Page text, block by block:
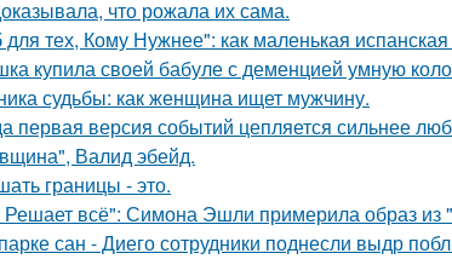
что рожала их сама.
тех, Кому Нужнее": как маленькая
купила своей бабуле с деменцией умную
судьбы: как женщина ищет мужчину.
первая версия событий цепляется сильнее
Валид эбейд.
границы - это.
всё": Симона Эшли примерила образ из
сан - Диего сотрудники поднесли выдр